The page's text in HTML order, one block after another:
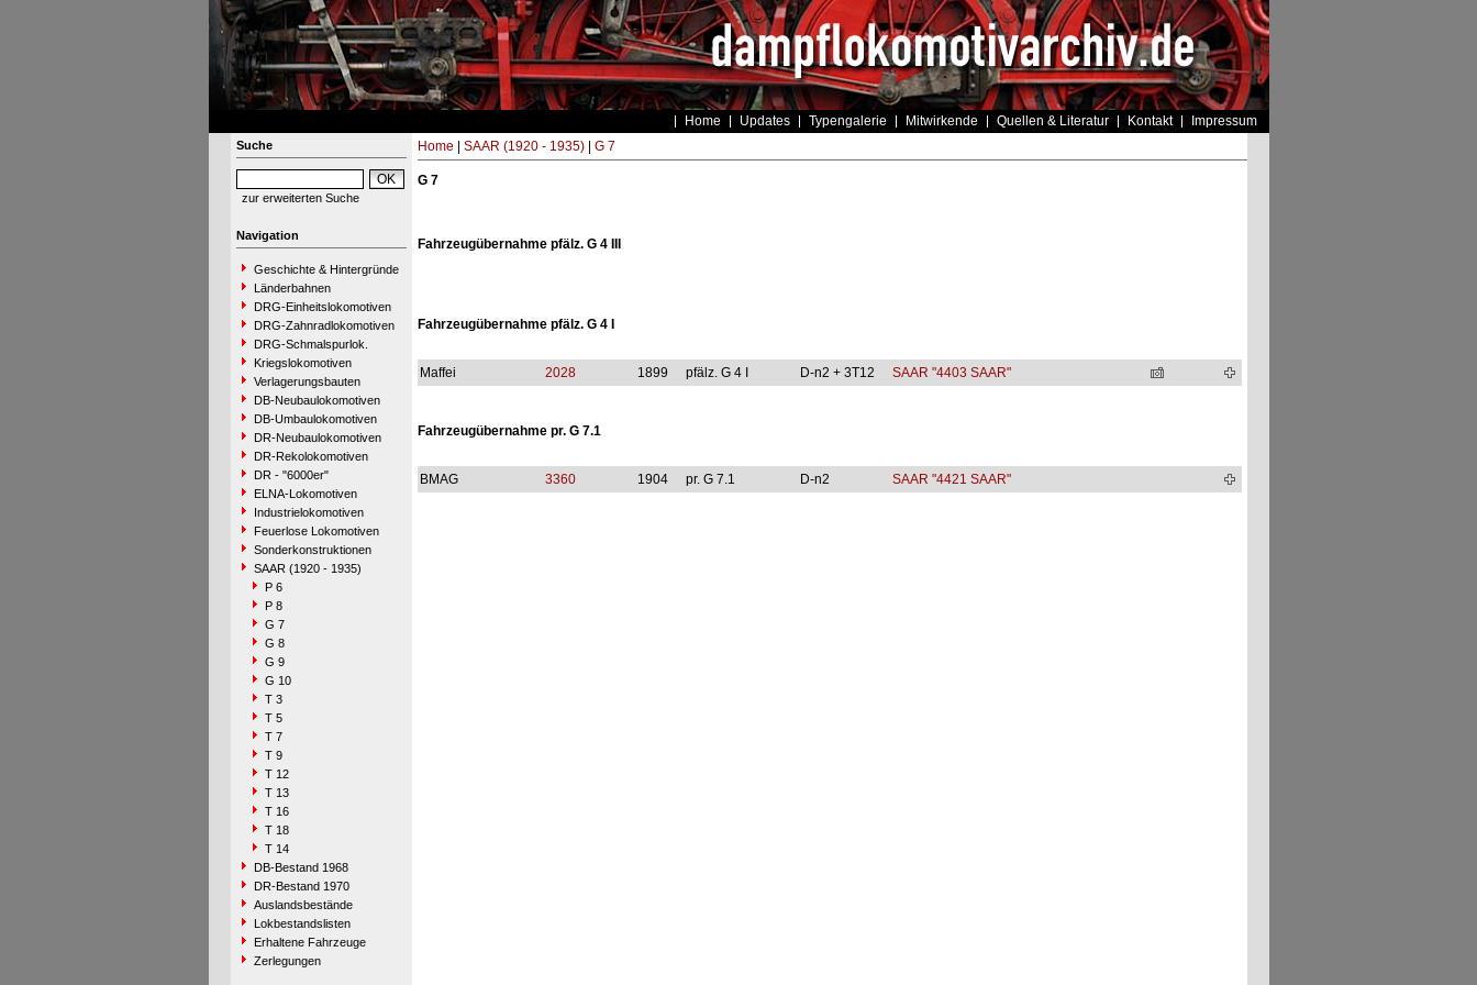
Home Updates Typengalerie Mitwirkende Quellen & Literatur Kontakt Impressum
Suche
zur erweiterten Suche
Navigation
Geschichte & Hintergründe
Länderbahnen
DRG-Einheitslokomotiven
DRG-Zahnradlokomotiven
DRG-Schmalspurlok.
Kriegslokomotiven
Verlagerungsbauten
DB-Neubaulokomotiven
DB-Umbaulokomotiven
DR-Neubaulokomotiven
DR-Rekolokomotiven
DR - "6000er"
ELNA-Lokomotiven
Industrielokomotiven
Feuerlose Lokomotiven
Sonderkonstruktionen
SAAR (1920 - 1935)
P 6
P 8
G 7
G 8
G 9
G 10
T 3
T 5
T 7
T 9
T 12
T 13
T 16
T 18
T 14
DB-Bestand 1968
DR-Bestand 1970
Auslandsbestände
Lokbestandslisten
Erhaltene Fahrzeuge
Zerlegungen
Home SAAR (1920 - 1935)| G 7
G 7
Fahrzeugübernahme pfälz. G 4 III
Fahrzeugübernahme pfälz. G 4 I
Maffei 2028 1899 pfälz. G 4 I D-n2 + 3T12 SAAR "4403 SAAR"
Fahrzeugübernahme pr. G 7.1
BMAG 3360 1904 pr. G 7.1 D-n2 SAAR "4421 SAAR"